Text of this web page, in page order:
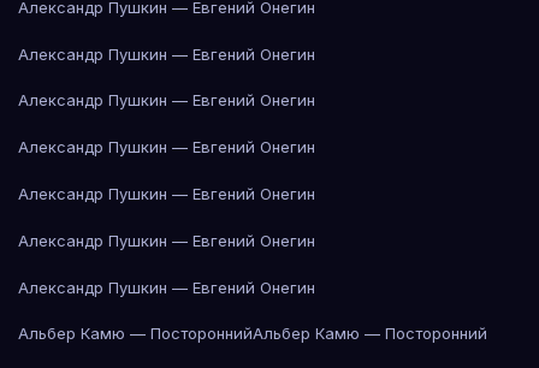
Александр Пушкин — Евгений Онегин
Александр Пушкин — Евгений Онегин
Александр Пушкин — Евгений Онегин
Александр Пушкин — Евгений Онегин
Александр Пушкин — Евгений Онегин
Александр Пушкин — Евгений Онегин
Александр Пушкин — Евгений Онегин
Альбер Камю — ПостороннийАльбер Камю — Посторонний